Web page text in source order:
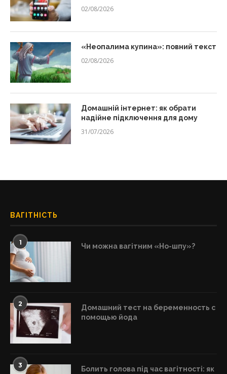
02/08/2026
«Неопалима купина»: повний текст
02/08/2026
Домашній інтернет: як обрати
надійне підключення для дому
31/07/2026
ВАГІТНІСТЬ
1 Чи можна вагітним «Но-шпу»?
2
Домашний тест на беременность с
помощью йода
3
Болить голова під час вагітності: як